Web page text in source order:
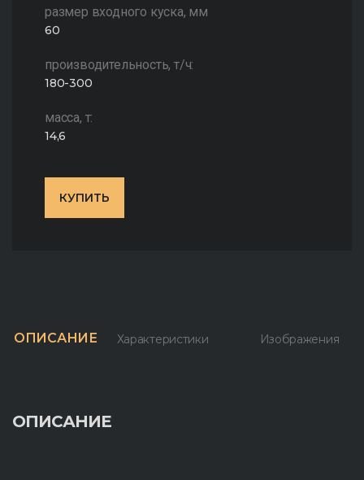
размер входного куска, мм
60
производительность, т/ч:
180-300
масса, т:
14,6
КУПИТЬ
ОПИСАНИЕ Характеристики Изображения
ОПИСАНИЕ